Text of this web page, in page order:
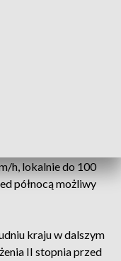
h, lokalnie do 100
północą możliwy
kraju w dalszym
II stopnia przed